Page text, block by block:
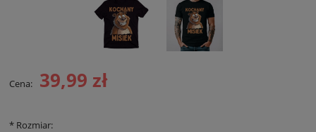
Cena: 39,99 zł
* Rozmiar: